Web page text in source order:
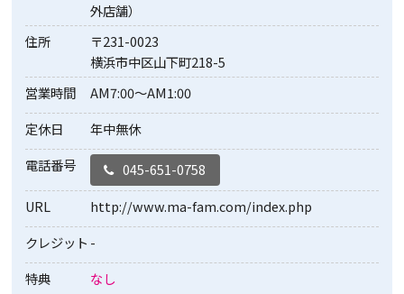
外店舗）
住所
〒231-0023
横浜市中区山下町218-5
営業時間
AM7:00〜AM1:00
定休日
年中無休
電話番号
045-651-0758
URL
http://www.ma-fam.com/index.php
クレジット -
特典
なし